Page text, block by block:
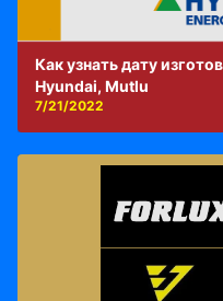
Как узнать дату
Hyundai, Mutlu
7/21/2022